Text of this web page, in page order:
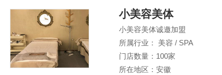
小美容美体
小美容美体诚邀加盟
所属行业： 美容 / SPA
门店数量：100家
所在地区：安徽